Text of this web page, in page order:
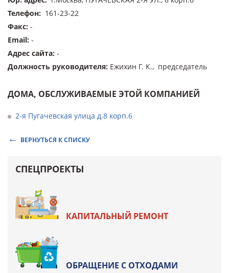
Телефон: 161-23-22
Факс: -
Email: -
Адрес сайта: -
Должность руководителя: Ежихин Г. К., председатель
ДОМА, ОБСЛУЖИВАЕМЫЕ ЭТОЙ КОМПАНИЕЙ
2-я Пугачевская улица д.8 корп.6
ВЕРНУТЬСЯ К СПИСКУ
СПЕЦПРОЕКТЫ
КАПИТАЛЬНЫЙ РЕМОНТ
ОБРАЩЕНИЕ С ОТХОДАМИ